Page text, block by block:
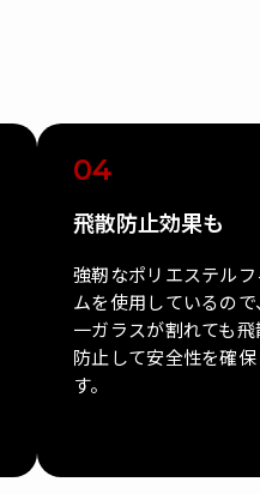
04
飛散防止効果も
強靭なポリエステルフ
ムを使用しているので
一ガラスが割れても飛
防止して安全性を確保
す。